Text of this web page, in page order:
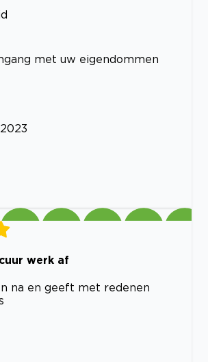
met uw eigendommen
werk af
na en geeft met redenen